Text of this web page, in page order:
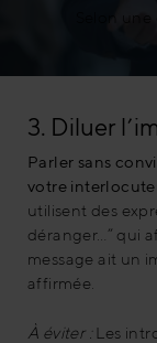
Selon
3. Diluer
Parler sans
votre
utilisent des
déranger…” qui
message ait un
affirmée.
À éviter : Les